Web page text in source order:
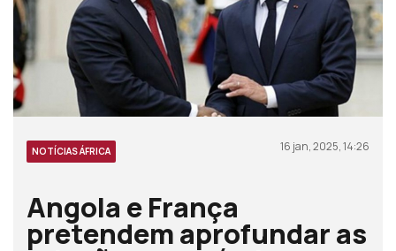
NOTÍCIAS ÁFRICA 16 jan, 2025, 14:26
Angola e França
pretendem aprofundar as